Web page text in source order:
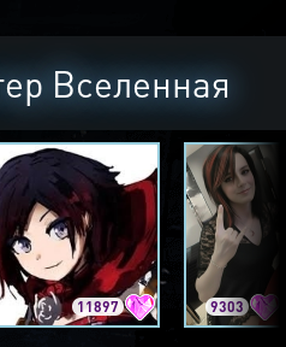
Вселенная
11897 9303